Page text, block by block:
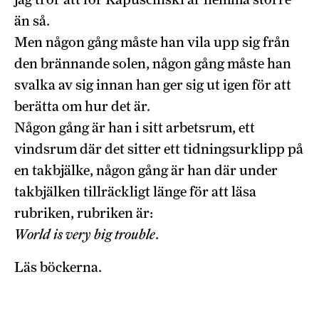
än så.
Men någon gång måste han vila upp sig från
den brännande solen, någon gång måste han
svalka av sig innan han ger sig ut igen för att
berätta om hur det är.
Någon gång är han i sitt arbetsrum, ett
vindsrum där det sitter ett tidningsurklipp på
en takbjälke, någon gång är han där under
takbjälken tillräckligt länge för att läsa
rubriken, rubriken är:
World is very big trouble.
Läs böckerna.